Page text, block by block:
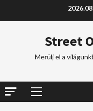
Street
Merülj el a